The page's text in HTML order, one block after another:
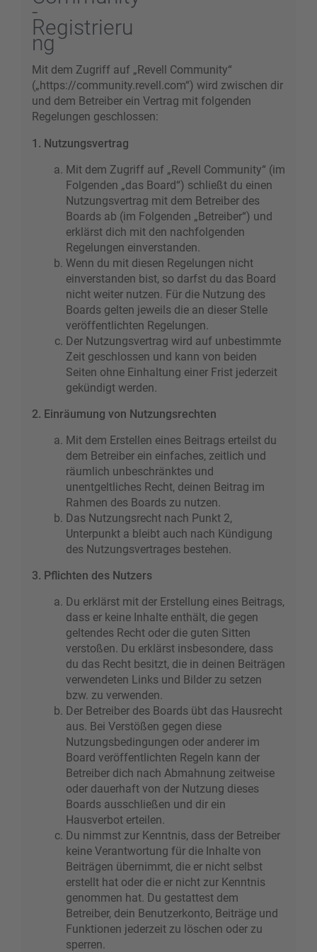
-
Registrieru
ng
Mit dem Zugriff auf „Revell Community“
(„https://community.revell.com“) wird zwischen dir
und dem Betreiber ein Vertrag mit folgenden
Regelungen geschlossen:
1. Nutzungsvertrag
Mit dem Zugriff auf „Revell Community“ (im
Folgenden „das Board“) schließt du einen
Nutzungsvertrag mit dem Betreiber des
Boards ab (im Folgenden „Betreiber“) und
erklärst dich mit den nachfolgenden
Regelungen einverstanden.
Wenn du mit diesen Regelungen nicht
einverstanden bist, so darfst du das Board
nicht weiter nutzen. Für die Nutzung des
Boards gelten jeweils die an dieser Stelle
veröffentlichten Regelungen.
Der Nutzungsvertrag wird auf unbestimmte
Zeit geschlossen und kann von beiden
Seiten ohne Einhaltung einer Frist jederzeit
gekündigt werden.
2. Einräumung von Nutzungsrechten
Mit dem Erstellen eines Beitrags erteilst du
dem Betreiber ein einfaches, zeitlich und
räumlich unbeschränktes und
unentgeltliches Recht, deinen Beitrag im
Rahmen des Boards zu nutzen.
Das Nutzungsrecht nach Punkt 2,
Unterpunkt a bleibt auch nach Kündigung
des Nutzungsvertrages bestehen.
3. Pflichten des Nutzers
Du erklärst mit der Erstellung eines Beitrags,
dass er keine Inhalte enthält, die gegen
geltendes Recht oder die guten Sitten
verstoßen. Du erklärst insbesondere, dass
du das Recht besitzt, die in deinen Beiträgen
verwendeten Links und Bilder zu setzen
bzw. zu verwenden.
Der Betreiber des Boards übt das Hausrecht
aus. Bei Verstößen gegen diese
Nutzungsbedingungen oder anderer im
Board veröffentlichten Regeln kann der
Betreiber dich nach Abmahnung zeitweise
oder dauerhaft von der Nutzung dieses
Boards ausschließen und dir ein
Hausverbot erteilen.
Du nimmst zur Kenntnis, dass der Betreiber
keine Verantwortung für die Inhalte von
Beiträgen übernimmt, die er nicht selbst
erstellt hat oder die er nicht zur Kenntnis
genommen hat. Du gestattest dem
Betreiber, dein Benutzerkonto, Beiträge und
Funktionen jederzeit zu löschen oder zu
sperren.